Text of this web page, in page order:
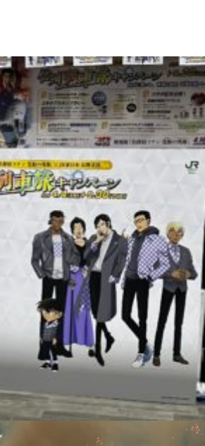
BLOG
なり、本格的に冬になってきましたね
せて頂きます！
分100%のマルチクリームで、もちろ
肌にもハンドクリームとして使えるの
なのでベタベタにもなりにくくスタ
のと金木犀の香りが２種類ありますの